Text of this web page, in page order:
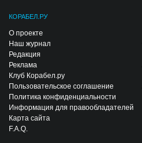
КОРАБЕЛ.РУ
О проекте
Наш журнал
Редакция
Реклама
Клуб Корабел.ру
Пользовательское соглашение
Политика конфиденциальности
Информация для правообладателей
Карта сайта
F.A.Q.